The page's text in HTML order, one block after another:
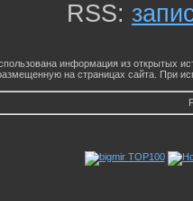
RSS:
информация из открытых
на страницах сайта. При